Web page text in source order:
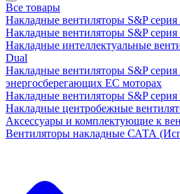
Все товары
Накладные вентиляторы S&P серия
Накладные вентиляторы S&P серия
Накладные интеллектуальные
Dual
Накладные вентиляторы S&P
энергосберегающих ЕС моторах
Накладные вентиляторы S&P
Накладные центробежные
Аксессуары и комплектующие к
Вентиляторы накладные САТА